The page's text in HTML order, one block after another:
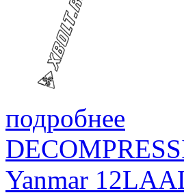
подробнее
Yanmar